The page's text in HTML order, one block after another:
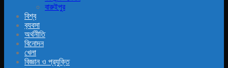
বারুইপুর
বিশ্ব
ব‍্যবসা
অর্থনীতি
বিনোদন
খেলা
বিজ্ঞান ও প্রযুক্তি